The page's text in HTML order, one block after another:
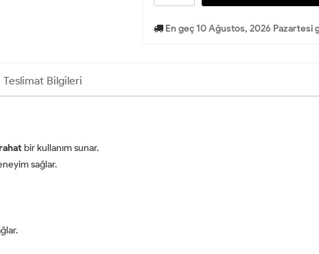
En geç 10 Ağustos, 2026 Pazartesi
Teslimat Bilgileri
bir kullanım sunar.
sağlar.